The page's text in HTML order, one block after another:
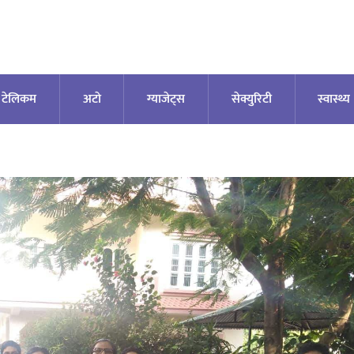
टेलिकम अटाे ग्याजेट्स सेक्युरिटी स्वास्थ्य